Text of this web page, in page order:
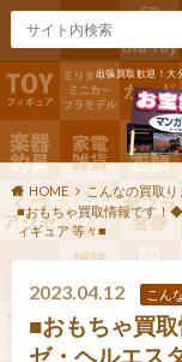
出張買取歓迎！大
HOME
こんなの買取り
■おもちゃ買取情報です！
ィギュア 等々■
2023.04.12 こん
■おもちゃ買
ゼ・ヘルエス